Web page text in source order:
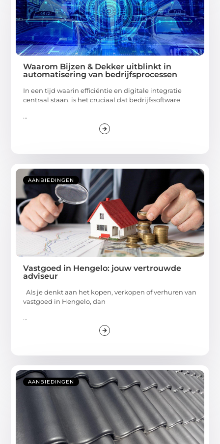
Waarom Bijzen & Dekker uitblinkt in
automatisering van bedrijfsprocessen
In een tijd waarin efficiëntie en digitale integratie
centraal staan, is het cruciaal dat bedrijfssoftware
...
AANBIEDINGEN
Vastgoed in Hengelo: jouw vertrouwde
adviseur
Als je denkt aan het kopen, verkopen of verhuren van
vastgoed in Hengelo, dan
...
AANBIEDINGEN